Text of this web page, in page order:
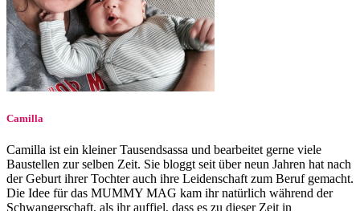
Camilla
Camilla ist ein kleiner Tausendsassa und bearbeitet gerne viele
Baustellen zur selben Zeit. Sie bloggt seit über neun Jahren hat nach
der Geburt ihrer Tochter auch ihre Leidenschaft zum Beruf gemacht.
Die Idee für das MUMMY MAG kam ihr natürlich während der
Schwangerschaft, als ihr auffiel, dass es zu dieser Zeit in